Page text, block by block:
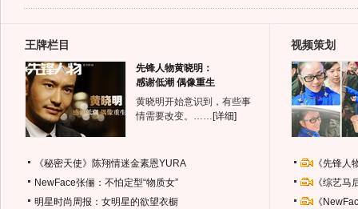
王牌栏目
先锋人物黄晓明：
感谢低潮 偶像重生
黄晓明开始意识到，有些事
情需要改变。…… [详细]
《秘密天使》陈翔情迷金素恩YURA
NewFace张俪：不怕定型“物质女”
明星时尚周报：女明星的欲望衣橱
视频策划
《先锋
《综艺
《